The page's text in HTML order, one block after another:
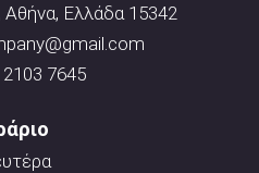
Αθήνα, Ελλάδα 15342
7645